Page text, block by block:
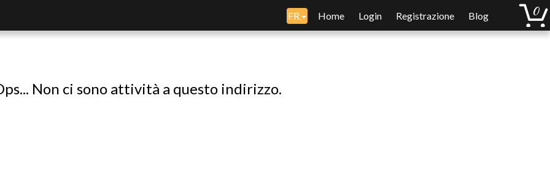
FR Home Login Registrazione Blog
Non ci sono attività a questo indirizzo.